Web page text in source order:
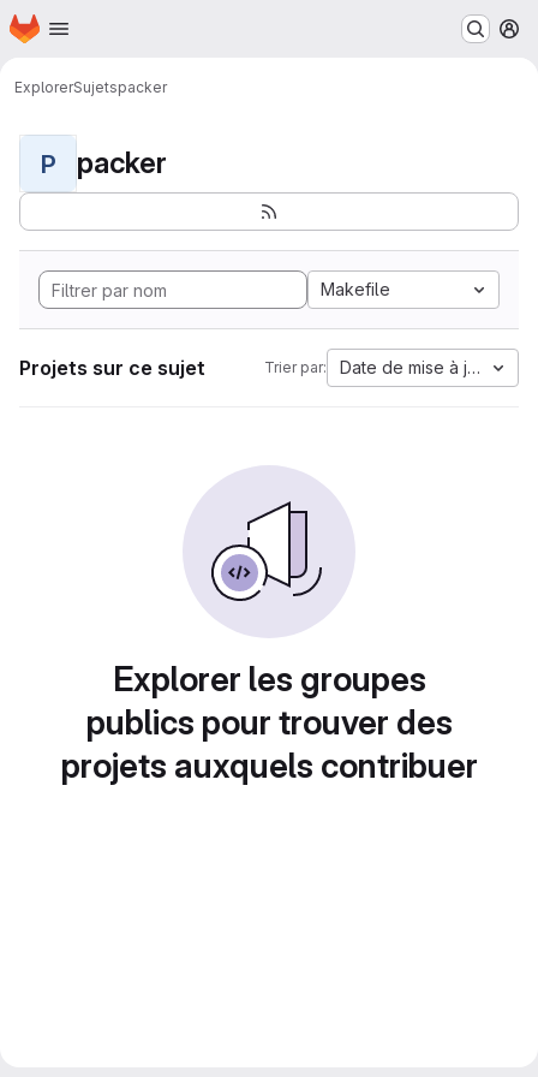
Passer au contenu principal
Page d'accueil
ExplorerSujetspacker
P packer
Makefile
Projets sur ce sujet Trier par: Date de mise à jour
Explorer les groupes
publics pour trouver des
projets auxquels contribuer